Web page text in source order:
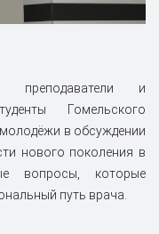
преподаватели и
Гомельского
в обсуждении
нового поколения в
вопросы, которые
путь врача.